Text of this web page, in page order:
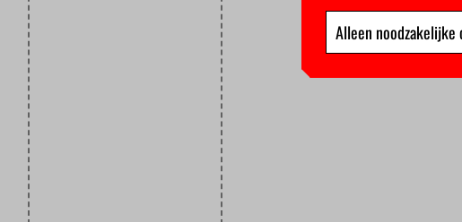
Alleen noodzakelijke